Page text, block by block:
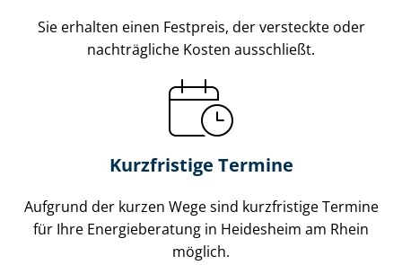
Sie erhalten einen Festpreis, der versteckte oder
nachträgliche Kosten ausschließt.
Kurzfristige Termine
Aufgrund der kurzen Wege sind kurzfristige Termine
für Ihre Energieberatung in Heidesheim am Rhein
möglich.